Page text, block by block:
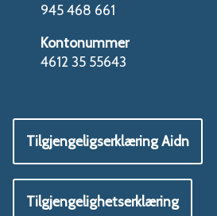
945 468 661
Kontonummer
4612 35 55643
Tilgjengeligserklæring Aidn
Tilgjengelighetserklæring